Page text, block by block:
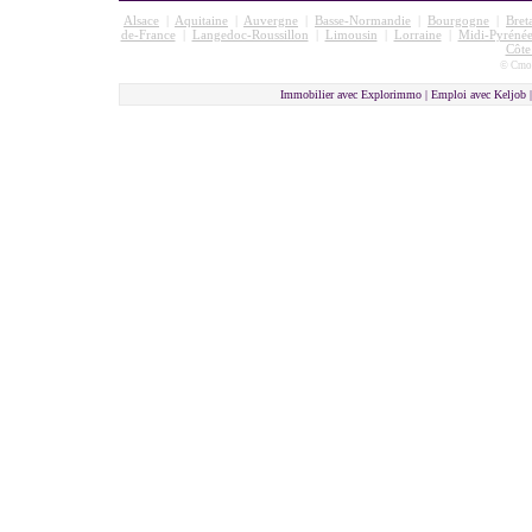
Alsace Aquitaine Auvergne Basse-Normandie Bourgogne
de-France| Langedoc-Roussillon Limousin Lorraine|
Midi-
©
Immobilier avec Explorimmo | Emploi avec Keljob